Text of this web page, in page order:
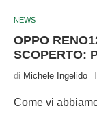
NEWS
OPPO
SCOPERTO:
di Michele Ingelido
Come vi